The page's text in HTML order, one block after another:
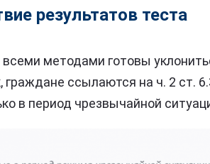
результатов теста
методами готовы
граждане ссылаются на ч. 2 ст.
в период чрезвычайной